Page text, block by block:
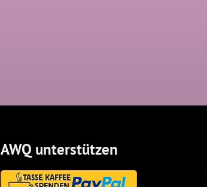
AWQ unterstützen